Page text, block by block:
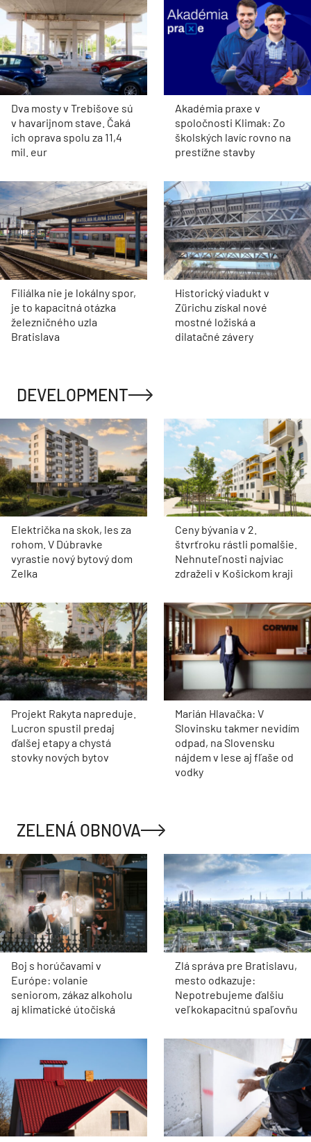
Dva mosty v Trebišove sú
v havarijnom stave. Čaká
ich oprava spolu za 11,4
mil. eur
Akadémia praxe v
spoločnosti Klimak: Zo
školských lavíc rovno na
prestížne stavby
Filiálka nie je lokálny spor,
je to kapacitná otázka
železničného uzla
Bratislava
Historický viadukt v
Zürichu získal nové
mostné ložiská a
dilatačné závery
DEVELOPMENT
Električka na skok, les za
rohom. V Dúbravke
vyrastie nový bytový dom
Zelka
Ceny bývania v 2.
štvrťroku rástli pomalšie.
Nehnuteľnosti najviac
zdraželi v Košickom kraji
Projekt Rakyta napreduje.
Lucron spustil predaj
ďalšej etapy a chystá
stovky nových bytov
Marián Hlavačka: V
Slovinsku takmer nevidím
odpad, na Slovensku
nájdem v lese aj fľaše od
vodky
ZELENÁ OBNOVA
Boj s horúčavami v
Európe: volanie
seniorom, zákaz alkoholu
aj klimatické útočiská
Zlá správa pre Bratislavu,
mesto odkazuje:
Nepotrebujeme ďalšiu
veľkokapacitnú spaľovňu